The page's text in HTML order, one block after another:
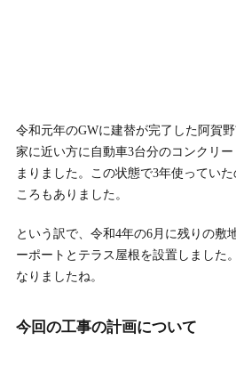
令和元年のGWに建替が完了した阿賀
家に近い方に自動車3台分のコンクリ
まりました。この状態で3年使ってい
ころもありました。
という訳で、令和4年の6月に残りの敷
ーポートとテラス屋根を設置しました
なりましたね。
今回の工事の計画について